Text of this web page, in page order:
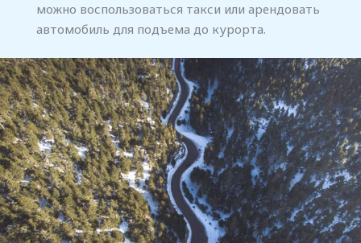
можно воспользоваться такси или арендовать
автомобиль для подъема до курорта.